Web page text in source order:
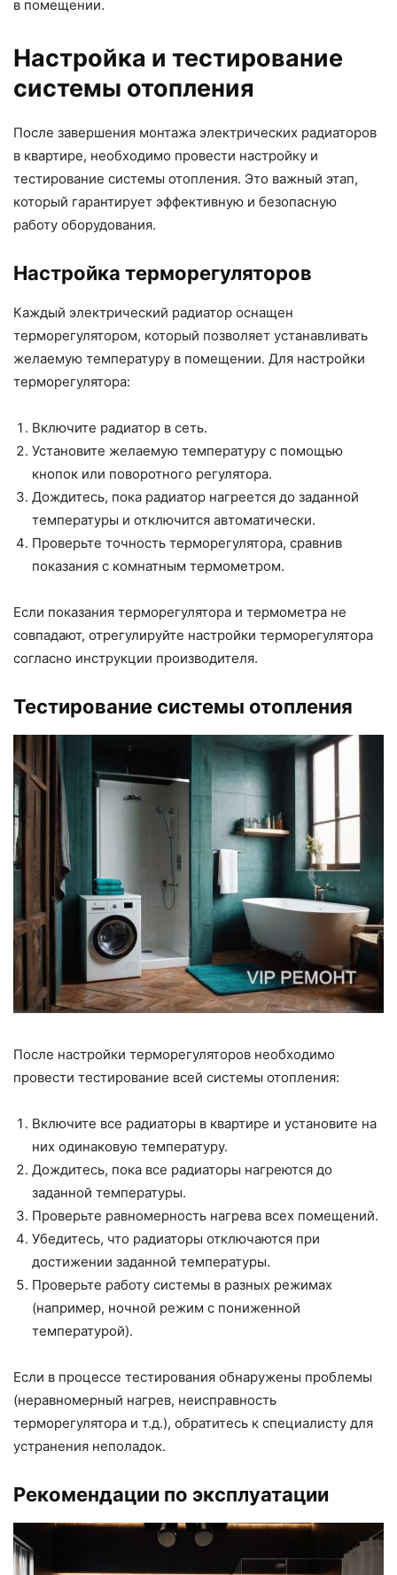
в помещении.
Настройка и тестирование
системы отопления
После завершения монтажа электрических радиаторов
в квартире, необходимо провести настройку и
тестирование системы отопления. Это важный этап,
который гарантирует эффективную и безопасную
работу оборудования.
Настройка терморегуляторов
Каждый электрический радиатор оснащен
терморегулятором, который позволяет устанавливать
желаемую температуру в помещении. Для настройки
терморегулятора:
Включите радиатор в сеть.
Установите желаемую температуру с помощью
кнопок или поворотного регулятора.
Дождитесь, пока радиатор нагреется до заданной
температуры и отключится автоматически.
Проверьте точность терморегулятора, сравнив
показания с комнатным термометром.
Если показания терморегулятора и термометра не
совпадают, отрегулируйте настройки терморегулятора
согласно инструкции производителя.
Тестирование системы отопления
После настройки терморегуляторов необходимо
провести тестирование всей системы отопления:
Включите все радиаторы в квартире и установите на
них одинаковую температуру.
Дождитесь, пока все радиаторы нагреются до
заданной температуры.
Проверьте равномерность нагрева всех помещений.
Убедитесь, что радиаторы отключаются при
достижении заданной температуры.
Проверьте работу системы в разных режимах
(например, ночной режим с пониженной
температурой).
Если в процессе тестирования обнаружены проблемы
(неравномерный нагрев, неисправность
терморегулятора и т.д.), обратитесь к специалисту для
устранения неполадок.
Рекомендации по эксплуатации